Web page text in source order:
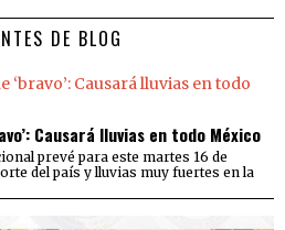
DE BLOG
Causará lluvias en todo México
prevé para este martes 16 de
del país y lluvias muy fuertes en la